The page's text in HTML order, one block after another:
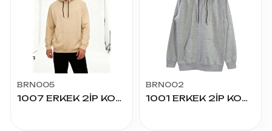
BRN005
1007 ERKEK 2İP KOMPAK KANGURU CEP SWEAT
BRN002
1001 ERKEK 2İP KOMPAK KANGURU CEP SWEAT